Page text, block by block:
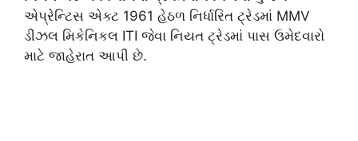
એપ્રેન્ટિસ એક્ટ 1961 હેઠળ નિર્ધારિત ટ્રેડમાં MMV
ડીઝલ મિકેનિકલ ITI જેવા નિયત ટ્રેડમાં પાસ ઉમેદવારો
માટે જાહેરાત આપી છે.